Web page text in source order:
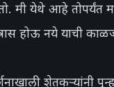
मी येथे आहे तोपर्यंत
होऊ नये याची
शेतकऱ्यांनी